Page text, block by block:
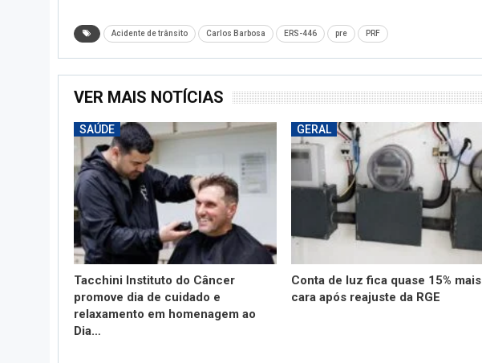
Acidente de trânsito Carlos Barbosa ERS-446 pre PRF
VER MAIS NOTÍCIAS
SAÚDE
Tacchini Instituto do Câncer
promove dia de cuidado e
relaxamento em homenagem ao
Dia…
GERAL
Conta de luz fica quase 15% mais
cara após reajuste da RGE